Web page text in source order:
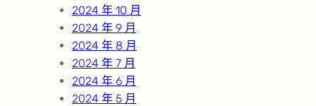
2024 年 10 月
2024 年 9 月
2024 年 8 月
2024 年 7 月
2024 年 6 月
2024 年 5 月